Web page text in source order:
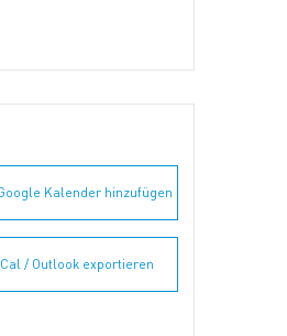
Kalender hinzufügen
/ Outlook exportieren